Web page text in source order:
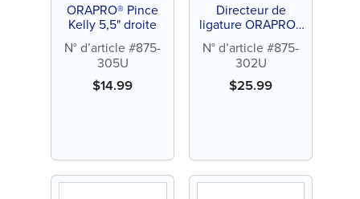
ORAPRO® Pince
Kelly 5,5" droite
N° d’article #875-
305U
$14.99
Directeur de
ligature ORAPRO®
N° d’article #875-
302U
$25.99